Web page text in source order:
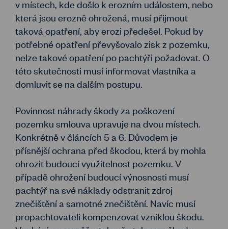
v místech, kde došlo k erozním událostem, nebo
která jsou erozně ohrožená, musí přijmout
taková opatření, aby erozi předešel. Pokud by
potřebné opatření převyšovalo zisk z pozemku,
nelze takové opatření po pachtýři požadovat. O
této skutečnosti musí informovat vlastníka a
domluvit se na dalším postupu.
Povinnost náhrady škody za poškození
pozemku smlouva upravuje na dvou místech.
Konkrétně v článcích 5 a 6. Důvodem je
přísnější ochrana před škodou, která by mohla
ohrozit budoucí využitelnost pozemku. V
případě ohrožení budoucí výnosnosti musí
pachtýř na své náklady odstranit zdroj
znečištění a samotné znečištění. Navíc musí
propachtovateli kompenzovat vzniklou škodu.